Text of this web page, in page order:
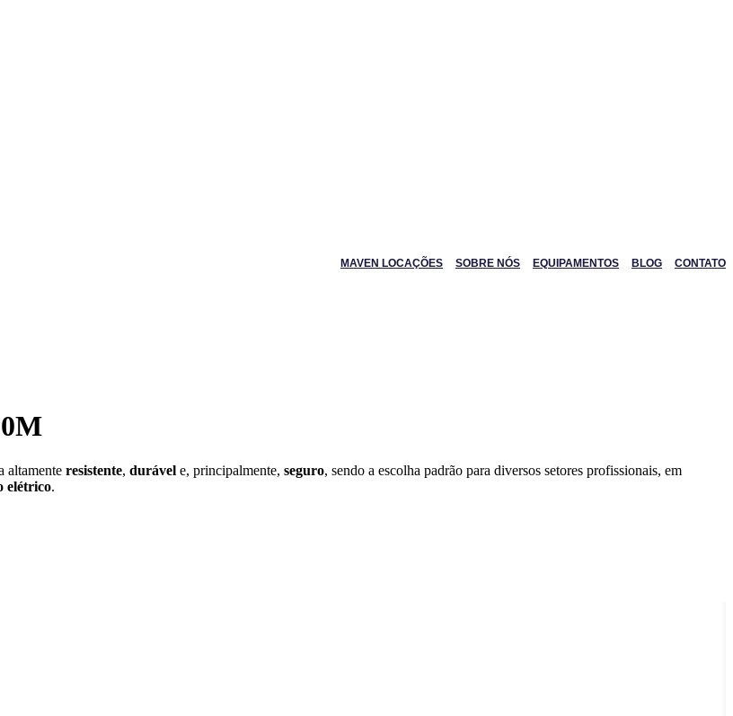
MAVEN LOCAÇÕES SOBRE NÓS EQUIPAMENTOS BLOG CONTATO
altamente resistente, durável e, principalmente, seguro, sendo a escolha padrão para diversos setores profissionais, em
elétrico.